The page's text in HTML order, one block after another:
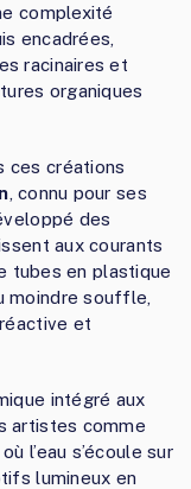
complexité
encadrées,
racinaires et
organiques
ces créations
, connu pour ses
des
aux courants
tubes en plastique
moindre souffle,
et
intégré aux
artistes comme
l’eau s’écoule sur
lumineux en